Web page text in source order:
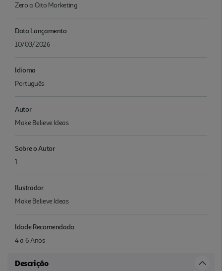
Zero a Oito Marketing
Data Lançamento
10/03/2026
Idioma
Português
Autor
Make Believe Ideas
Sobre o Autor
1
Ilustrador
Make Believe Ideas
Idade Recomendada
4 a 6 Anos
Descrição